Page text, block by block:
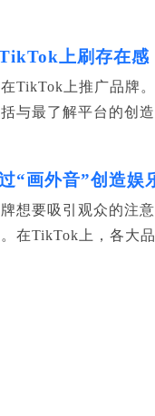
上刷存在感
TikTok上推广品牌
与最了解平台的创
“画外音”创造娱
想要吸引观众的注
在TikTok上，各大